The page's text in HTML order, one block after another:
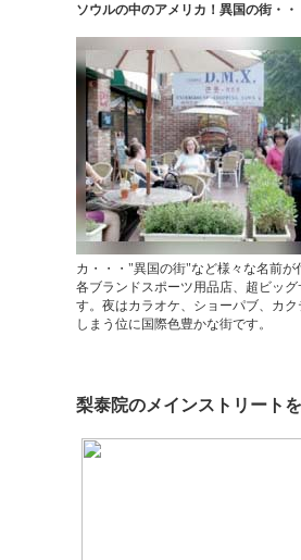
ソウルの中のアメリカ！異国の街・・
カ・・・"異国の街"など様々な名前
各ブランドスポーツ用品店、超ビッ
す。夜はカラオケ、ショーパブ、カ
しまう位に国際色豊かな街です。
梨泰院のメインストリート